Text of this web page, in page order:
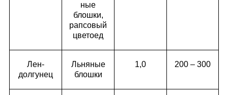
ные
блошки,
рапсовый
цветоед
Лен-
долгунец
Льняные
блошки
1,0 200 – 300